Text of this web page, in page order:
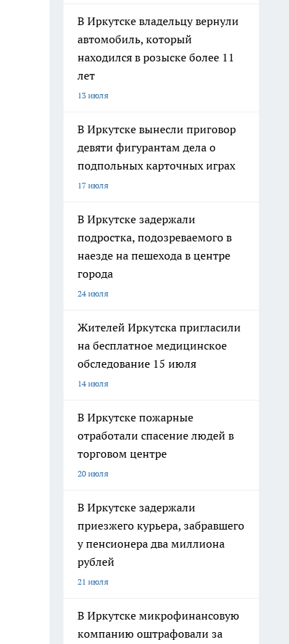
В Иркутске владельцу вернули
автомобиль, который
находился в розыске более 11
лет
13 июля
В Иркутске вынесли приговор
девяти фигурантам дела о
подпольных карточных играх
17 июля
В Иркутске задержали
подростка, подозреваемого в
наезде на пешехода в центре
города
24 июля
Жителей Иркутска пригласили
на бесплатное медицинское
обследование 15 июля
14 июля
В Иркутске пожарные
отработали спасение людей в
торговом центре
20 июля
В Иркутске задержали
приезжего курьера, забравшего
у пенсионера два миллиона
рублей
21 июля
В Иркутске микрофинансовую
компанию оштрафовали за